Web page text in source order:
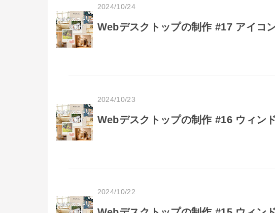
2024/10/24
Webデスクトップの制作 #17 アイコ
2024/10/23
Webデスクトップの制作 #16 ウィン
2024/10/22